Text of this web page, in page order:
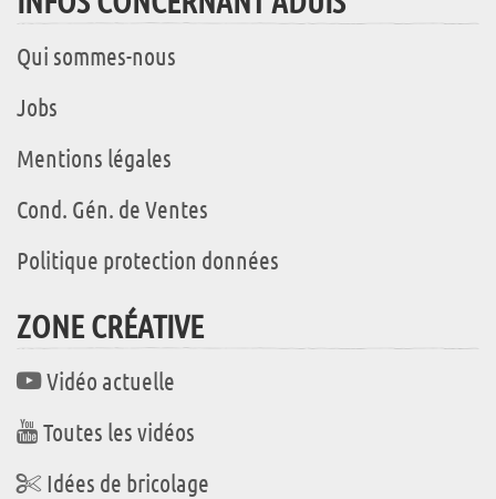
Qui sommes-nous
Jobs
Mentions légales
Cond. Gén. de Ventes
Politique protection données
ZONE CRÉATIVE
Vidéo actuelle
Toutes les vidéos
Idées de bricolage